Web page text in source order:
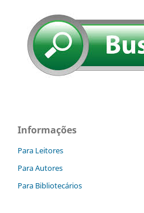
Informações
Para Leitores
Para Autores
Para Bibliotecários